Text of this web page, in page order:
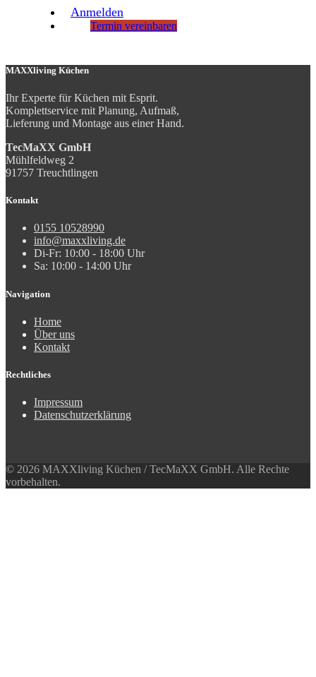
Anmelden
Termin vereinbaren
MAXXliving Küchen
Ihr Experte für Küchen mit Esprit.
Komplettservice mit Planung, Aufmaß,
Lieferung und Montage aus einer Hand.
TecMaXX GmbH
Mühlfeldweg 2
91757 Treuchtlingen
Kontakt
0155 10528990
info@maxxliving.de
Di-Fr: 10:00 - 18:00 Uhr
Sa: 10:00 - 14:00 Uhr
Navigation
Home
Über uns
Kontakt
Rechtliches
Impressum
Datenschutzerklärung
© 2026 MAXXliving Küchen / TecMaXX GmbH. Alle Rechte
vorbehalten.